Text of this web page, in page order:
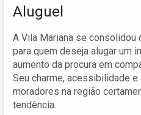
Aluguel
A Vila Mariana se consolidou
para quem deseja alugar um
aumento da procura em
Seu charme, acessibilidade
moradores na região
tendência.